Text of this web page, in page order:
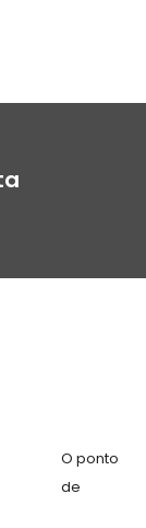
O ponto
de